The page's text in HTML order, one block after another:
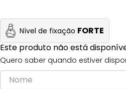
Nível de fixação FORTE
Este produto não está
Quero saber quando estiver